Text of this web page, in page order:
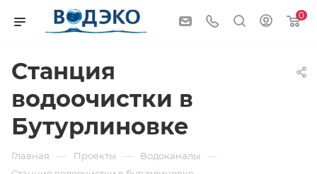
0
Станция
водоочистки в
Бутурлиновке
Главная — Проекты — Водоканалы —